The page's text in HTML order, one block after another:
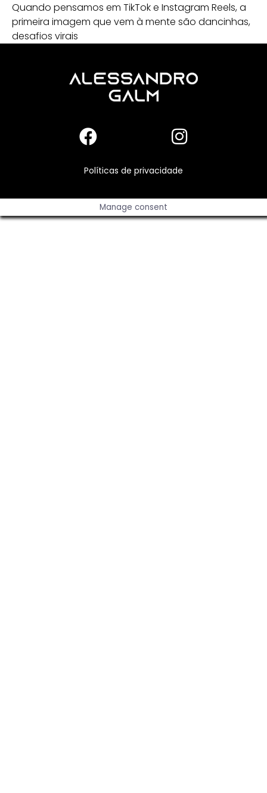
Quando pensamos em TikTok e Instagram Reels, a
primeira imagem que vem à mente são dancinhas,
desafios virais
Políticas de privacidade
Manage consent